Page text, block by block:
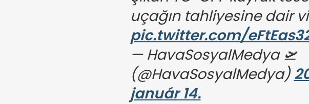
uçağın tahliyesine dair
pic.twitter.com/
— HavaSosyalMedya 🛫
(@HavaSosyalMedya)
január 14.